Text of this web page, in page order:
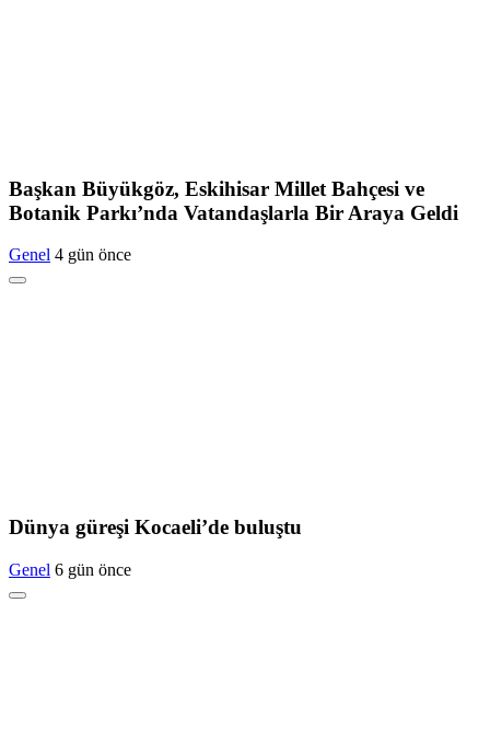
Başkan Büyükgöz, Eskihisar Millet Bahçesi ve
Botanik Parkı’nda Vatandaşlarla Bir Araya Geldi
Genel 4 gün önce
Dünya güreşi Kocaeli’de buluştu
Genel 6 gün önce